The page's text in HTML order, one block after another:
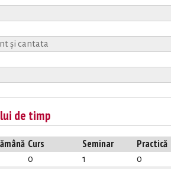
şi cantata
de timp
Curs Seminar Practică
0 1
0